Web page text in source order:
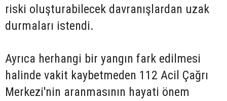
riski oluşturabilecek davranışlardan uzak
durmaları istendi.
Ayrıca herhangi bir yangın fark edilmesi
halinde vakit kaybetmeden 112 Acil Çağrı
Merkezi'nin aranmasının hayati önem